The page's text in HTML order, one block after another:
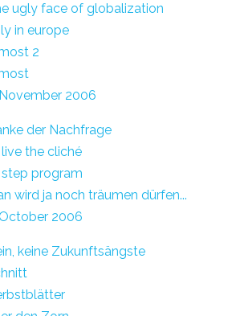
ugly face of globalization
in europe
2
November 2006
der Nachfrage
the cliché
step program
wird ja noch träumen dürfen...
October 2006
keine Zukunftsängste